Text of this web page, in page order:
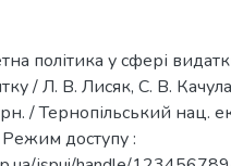
політика у сфері
/ Л. В. Лисяк, С. В.
/ Тернопільський
доступу :